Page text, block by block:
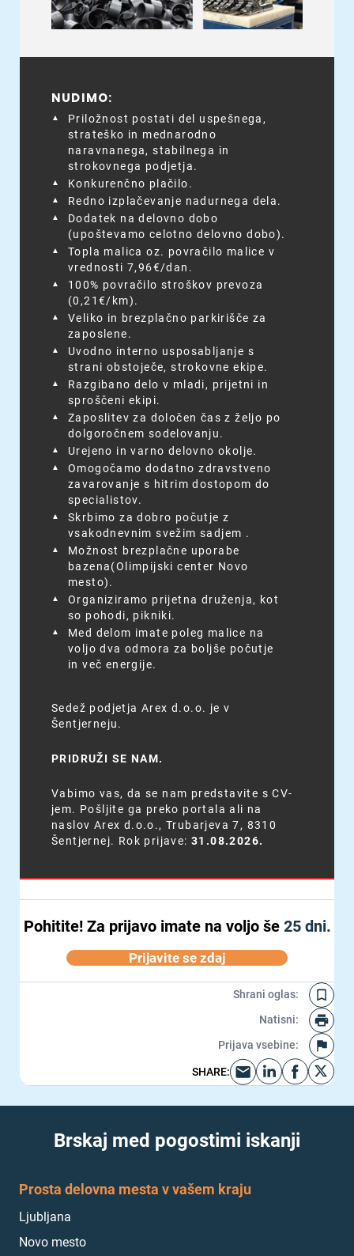
NUDIMO:
Priložnost postati del uspešnega,
strateško in mednarodno
naravnanega, stabilnega in
strokovnega podjetja.
Konkurenčno plačilo.
Redno izplačevanje nadurnega dela.
Dodatek na delovno dobo
(upoštevamo celotno delovno dobo).
Topla malica oz. povračilo malice v
vrednosti 7,96€/dan.
100% povračilo stroškov prevoza
(0,21€/km).
Veliko in brezplačno parkirišče za
zaposlene.
Uvodno interno usposabljanje s
strani obstoječe, strokovne ekipe.
Razgibano delo v mladi, prijetni in
sproščeni ekipi.
Zaposlitev za določen čas z željo po
dolgoročnem sodelovanju.
Urejeno in varno delovno okolje.
Omogočamo dodatno zdravstveno
zavarovanje s hitrim dostopom do
specialistov.
Skrbimo za dobro počutje z
vsakodnevnim svežim sadjem .
Možnost brezplačne uporabe
bazena(Olimpijski center Novo
mesto).
Organiziramo prijetna druženja, kot
so pohodi, pikniki.
Med delom imate poleg malice na
voljo dva odmora za boljše počutje
in več energije.
Sedež podjetja Arex d.o.o. je v
Šentjerneju.
PRIDRUŽI SE NAM.
Vabimo vas, da se nam predstavite s CV-
jem. Pošljite ga preko portala ali na
naslov Arex d.o.o., Trubarjeva 7, 8310
Šentjernej. Rok prijave: 31.08.2026.
Pohitite! Za prijavo imate na voljo še 25 dni.
Prijavite se zdaj
Shrani oglas:
Natisni:
Prijava vsebine:
SHARE:
Brskaj med pogostimi iskanji
Prosta delovna mesta v vašem kraju
Ljubljana
Novo mesto